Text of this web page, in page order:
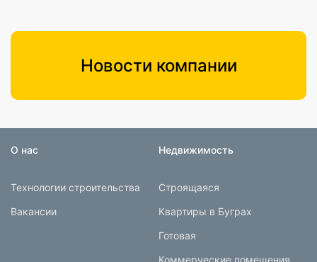
Новости компании
О нас
Технологии строительства
Вакансии
Недвижимость
Строящаяся
Квартиры в Буграх
Готовая
Коммерческие помещения